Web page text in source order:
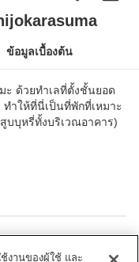
ข้อมูลเบื้องต้น
ะ ด้วยทำเลที่ตั้งชั้นยอด
ำให้ที่นี่เป็นที่พักที่เหมาะ
บบุหรี่ทั้งบริเวณอาคาร)
งานของผู้ใช้ และ